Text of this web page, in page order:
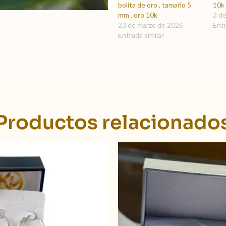
bolita de oro , tamaño 5
mm , oro 10k
23 de marzo de 2026
Entrada similar
10k
3